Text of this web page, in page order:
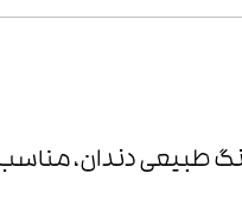
طبیعی دندان، مناسب